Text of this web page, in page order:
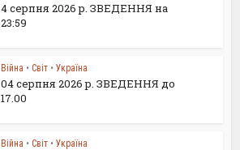
4 серпня 2026 р. ЗВЕДЕННЯ на
23:59
Війна • Світ • Україна
04 серпня 2026 р. ЗВЕДЕННЯ до
17.00
Війна • Світ • Україна